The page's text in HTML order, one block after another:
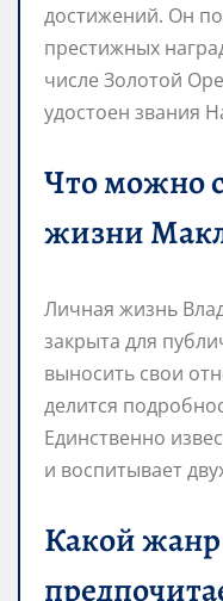
достижений. Он
престижных
числе Золотой
удостоен звания
Что можно
жизни
Личная жизнь
закрыта для
выносить свои
делится
Единственно
и воспитывает
Какой